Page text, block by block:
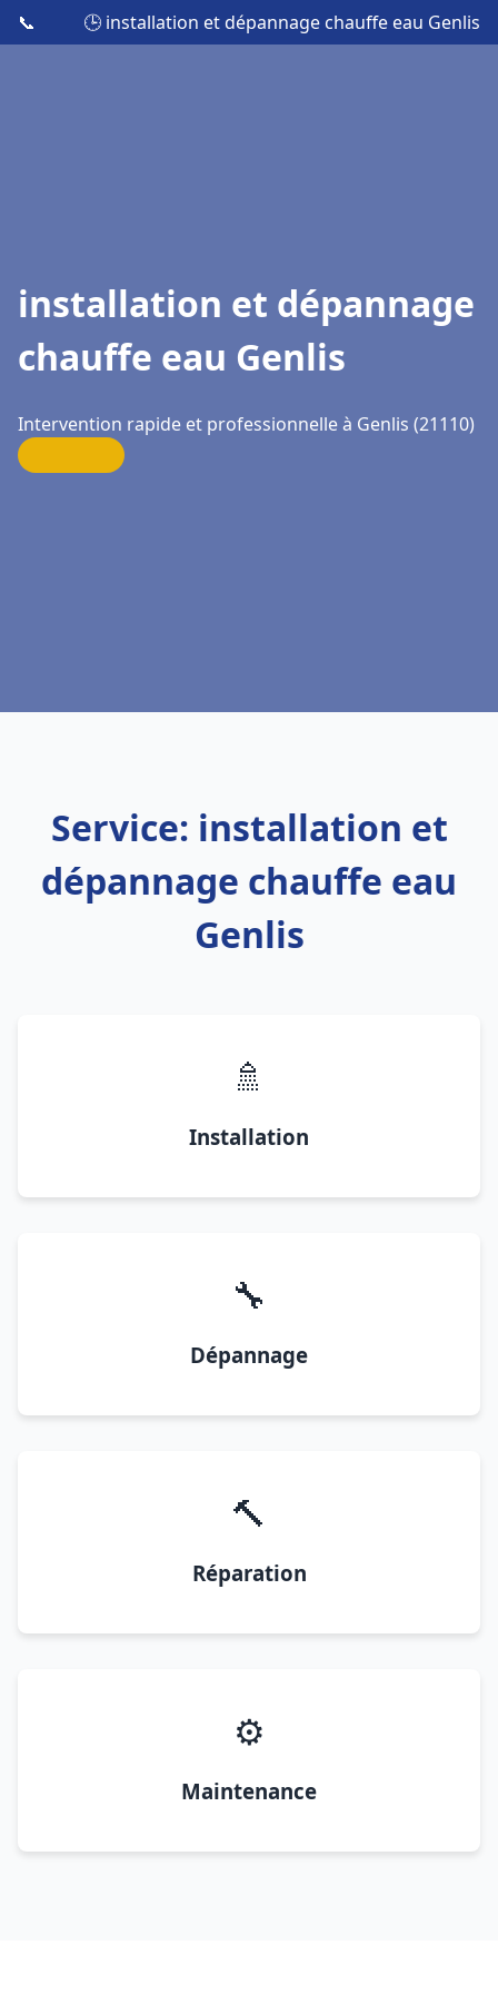
📞 🕒 installation et dépannage chauffe eau Genlis
installation et dépannage
chauffe eau Genlis
Intervention rapide et professionnelle à Genlis (21110)
Service: installation et
dépannage chauffe eau
Genlis
🚿
Installation
🔧
Dépannage
🔨
Réparation
⚙️
Maintenance